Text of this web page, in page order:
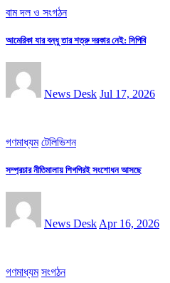
বাম দল ও সংগঠন
আমেরিকা যার বন্ধু তার শত্রু দরকার নেই: সিপিবি
News Desk Jul 17, 2026
গণমাধ্যম টেলিভিশন
সম্প্রচার নীতিমালায় শিগগিরই সংশোধন আসছে
News Desk Apr 16, 2026
গণমাধ্যম সংগঠন